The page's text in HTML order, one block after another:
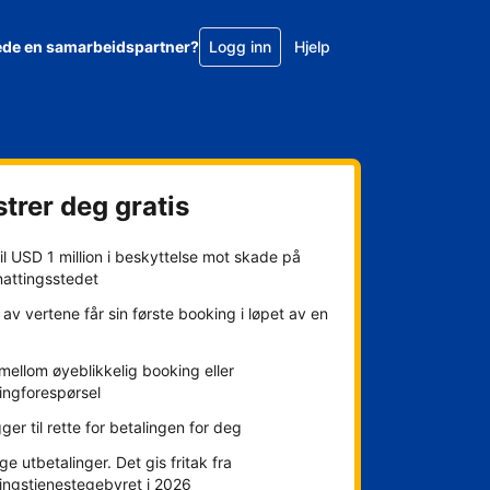
en samarbeidspartner? Logg inn Hjelp
deg gratis
USD 1 million i beskyttelse mot skade på
av vertene får sin første booking i løpet av en
øyeblikkelig booking eller
til rette for betalingen for deg
utbetalinger. Det gis fritak fra
i 2026